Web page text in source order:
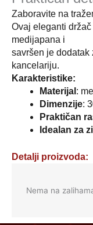
Zaboravite na
Ovaj eleganti
medijapana i
savršen je dodatak
kancelariju.
Karakteristike:
Materijal :
Dimenzije:
Praktičan
Idealan za
Detalji proizvoda:
Nema na